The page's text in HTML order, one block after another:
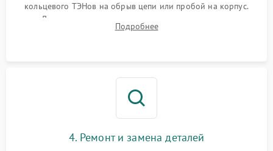
кольцевого ТЭНов на обрыв цепи или пробой на корпус.
Диагностика термостата, датчиков температуры,
переключателя режимов и мотора конвекции.
Подробнее
4. Ремонт и замена деталей